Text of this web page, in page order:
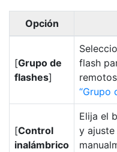
Opción
[Grupo de
flashes]
flash
Grupo
[Control
inalámbrico
Elija el
y